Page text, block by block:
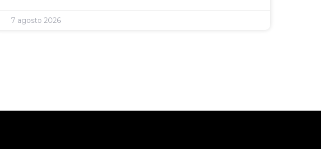
7 agosto 2026